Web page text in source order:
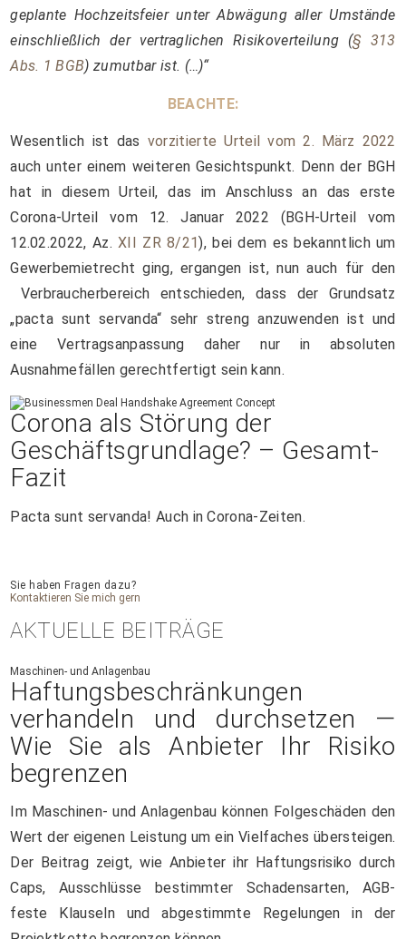
geplante Hochzeitsfeier unter Abwägung aller Umstände
einschließlich der vertraglichen Risikoverteilung (§ 313
Abs. 1 BGB) zumutbar ist. (…)“
BEACHTE:
Wesentlich ist das vorzitierte Urteil vom 2. März 2022
auch unter einem weiteren Gesichtspunkt. Denn der BGH
hat in diesem Urteil, das im Anschluss an das erste
Corona-Urteil vom 12. Januar 2022 (BGH-Urteil vom
12.02.2022, Az.XII ZR 8/21), bei dem es bekanntlich um
Gewerbemietrecht ging, ergangen ist, nun auch für den
Verbraucherbereich entschieden, dass der Grundsatz
„pacta sunt servanda“ sehr streng anzuwenden ist und
eine Vertragsanpassung daher nur in absoluten
Ausnahmefällen gerechtfertigt sein kann.
Corona als Störung der
Geschäftsgrundlage? – Gesamt-
Fazit
Pacta sunt servanda! Auch in Corona-Zeiten.
Sie haben Fragen dazu?
Kontaktieren Sie mich gern
AKTUELLE BEITRÄGE
Maschinen- und Anlagenbau
Haftungsbeschränkungen
verhandeln und durchsetzen —
Wie Sie als Anbieter Ihr Risiko
begrenzen
Im Maschinen- und Anlagenbau können Folgeschäden den
Wert der eigenen Leistung um ein Vielfaches übersteigen.
Der Beitrag zeigt, wie Anbieter ihr Haftungsrisiko durch
Caps, Ausschlüsse bestimmter Schadensarten, AGB-
feste Klauseln und abgestimmte Regelungen in der